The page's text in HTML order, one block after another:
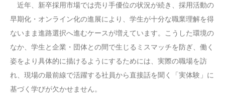
近年、新卒採用市場では売り手優位の状況が続き、採用活動の
早期化・オンライン化の進展により、学生が十分な職業理解を得
ないまま進路選択へ進むケースが増えています。こうした環境の
なか、学生と企業・団体との間で生じるミスマッチを防ぎ、働く
姿をより具体的に描けるようにするためには、実際の職場を訪
れ、現場の最前線で活躍する社員から直接話を聞く「実体験」に
基づく学びが欠かせません。